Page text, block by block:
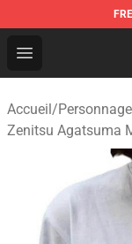
Open menu
Kimetsu no
Accueil/
Zenitsu Agatsuma